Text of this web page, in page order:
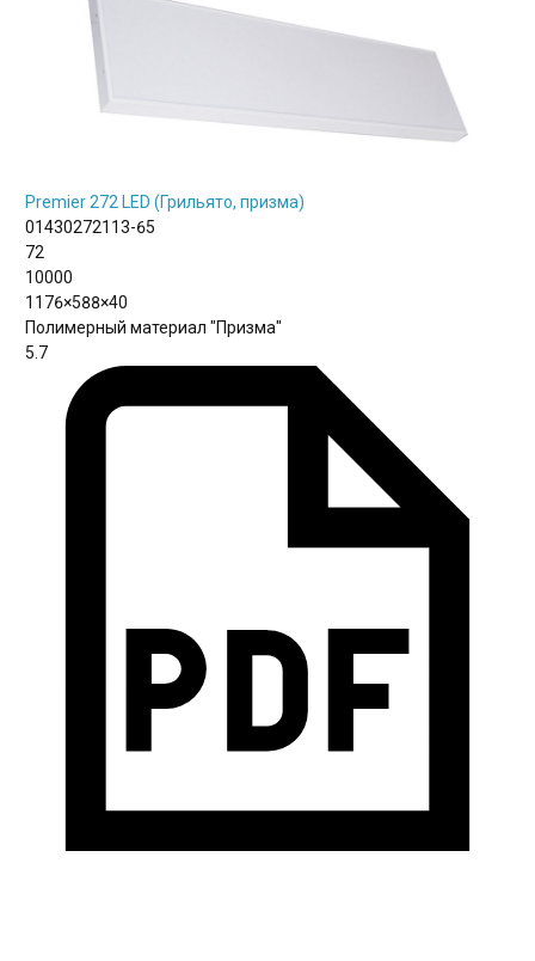
Premier 272 LED (Грильято, призма)
01430272113-65
72
10000
1176×588×40
Полимерный материал "Призма"
5.7